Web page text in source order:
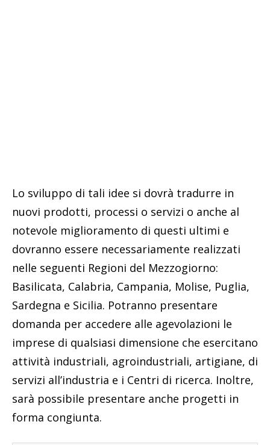
Lo sviluppo di tali idee si dovrà tradurre in
nuovi prodotti, processi o servizi o anche al
notevole miglioramento di questi ultimi e
dovranno essere necessariamente realizzati
nelle seguenti Regioni del Mezzogiorno:
Basilicata, Calabria, Campania, Molise, Puglia,
Sardegna e Sicilia. Potranno presentare
domanda per accedere alle agevolazioni le
imprese di qualsiasi dimensione che esercitano
attività industriali, agroindustriali, artigiane, di
servizi all’industria e i Centri di ricerca. Inoltre,
sarà possibile presentare anche progetti in
forma congiunta.